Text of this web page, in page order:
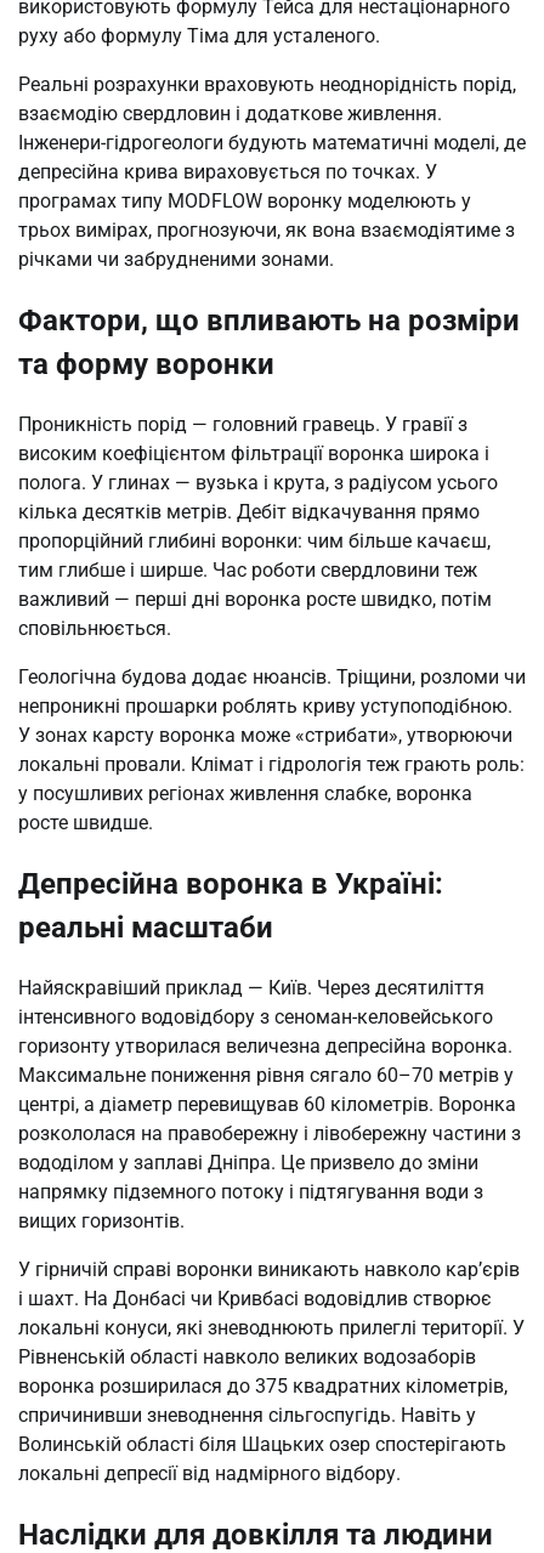
використовують формулу Тейса для нестаціонарного
руху або формулу Тіма для усталеного.
Реальні розрахунки враховують неоднорідність порід,
взаємодію свердловин і додаткове живлення.
Інженери-гідрогеологи будують математичні моделі, де
депресійна крива вираховується по точках. У
програмах типу MODFLOW воронку моделюють у
трьох вимірах, прогнозуючи, як вона взаємодіятиме з
річками чи забрудненими зонами.
Фактори, що впливають на розміри
та форму воронки
Проникність порід — головний гравець. У гравії з
високим коефіцієнтом фільтрації воронка широка і
полога. У глинах — вузька і крута, з радіусом усього
кілька десятків метрів. Дебіт відкачування прямо
пропорційний глибині воронки: чим більше качаєш,
тим глибше і ширше. Час роботи свердловини теж
важливий — перші дні воронка росте швидко, потім
сповільнюється.
Геологічна будова додає нюансів. Тріщини, розломи чи
непроникні прошарки роблять криву уступоподібною.
У зонах карсту воронка може «стрибати», утворюючи
локальні провали. Клімат і гідрологія теж грають роль:
у посушливих регіонах живлення слабке, воронка
росте швидше.
Депресійна воронка в Україні:
реальні масштаби
Найяскравіший приклад — Київ. Через десятиліття
інтенсивного водовідбору з сеноман-келовейського
горизонту утворилася величезна депресійна воронка.
Максимальне пониження рівня сягало 60–70 метрів у
центрі, а діаметр перевищував 60 кілометрів. Воронка
розкололася на правобережну і лівобережну частини з
вододілом у заплаві Дніпра. Це призвело до зміни
напрямку підземного потоку і підтягування води з
вищих горизонтів.
У гірничій справі воронки виникають навколо кар’єрів
і шахт. На Донбасі чи Кривбасі водовідлив створює
локальні конуси, які зневоднюють прилеглі території. У
Рівненській області навколо великих водозаборів
воронка розширилася до 375 квадратних кілометрів,
спричинивши зневоднення сільгоспугідь. Навіть у
Волинській області біля Шацьких озер спостерігають
локальні депресії від надмірного відбору.
Наслідки для довкілля та людини